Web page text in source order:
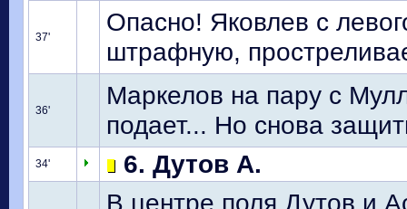
37'
Опасно! Яковлев с
штрафную,
36'
Маркелов на пару с
подает... Но снова
34' 6. Дутов А.
В центре поля Дутов и